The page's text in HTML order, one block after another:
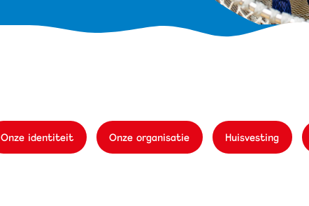
Onze identiteit Onze organisatie Huisvesting